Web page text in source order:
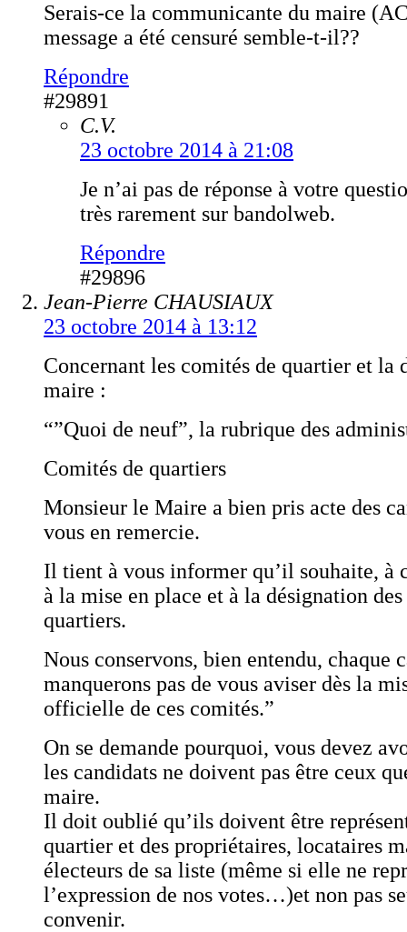
Serais-ce la communicante du maire
message a été censuré semble-t-il??
Répondre
#29891
C.V.
23 octobre 2014 à 21:08
Je n’ai pas de réponse à votre
très rarement sur bandolweb.
Répondre
#29896
Jean-Pierre CHAUSIAUX
23 octobre 2014 à 13:12
Concernant les comités de quartier et la
maire :
“”Quoi de neuf”, la rubrique des
Comités de quartiers
Monsieur le Maire a bien pris acte des
vous en remercie.
Il tient à vous informer qu’il souhaite, à
à la mise en place et à la désignation
quartiers.
Nous conservons, bien entendu, chaque
manquerons pas de vous aviser dès la
officielle de ces comités.”
On se demande pourquoi, vous devez
les candidats ne doivent pas être ceux
maire.
Il doit oublié qu’ils doivent être
quartier et des propriétaires, locataires
électeurs de sa liste (même si elle ne
l’expression de nos votes…)et non pas
convenir.